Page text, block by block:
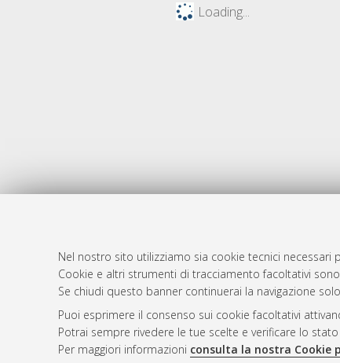
Nel nostro sito utilizziamo sia cookie tecnici
Cookie e altri strumenti di tracciamento facoltativi
Se chiudi questo banner continuerai la navigazione
Puoi esprimere il consenso sui cookie facoltativi
Potrai sempre rivedere le tue scelte e verificare lo
Per maggiori informazioni consulta la nostra Cookie
Loading...
Atom
Rss 1.0
Rss 2.0
AMS
Servizio